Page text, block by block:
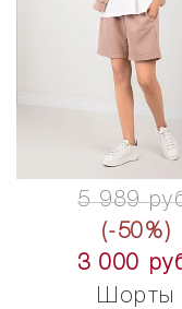
5 989
(-50%)
3 000
Шорты